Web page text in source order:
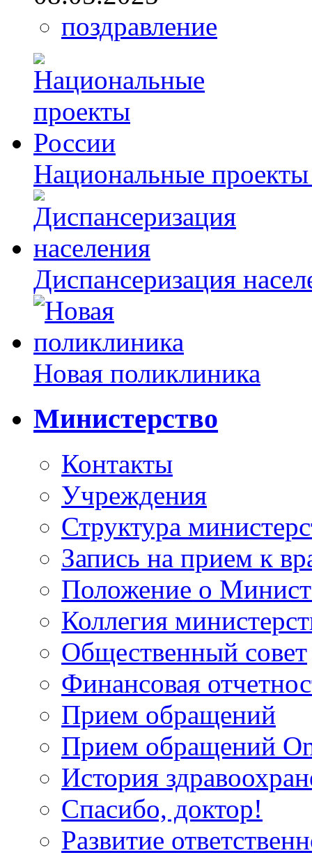
поздравление
Национальные
Диспансеризация
Новая поликлиника
Министерство
Контакты
Учреждения
Структура
Запись на прием к
Положение о
Коллегия
Общественный совет
Финансовая
Прием обращений
Прием обращений
История
Спасибо, доктор!
Развитие